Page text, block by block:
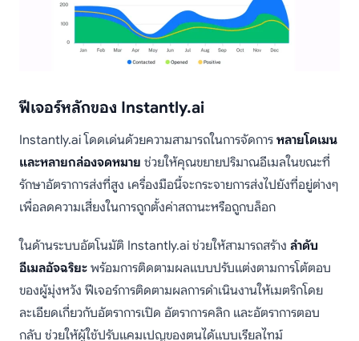
ฟีเจอร์หลักของ Instantly.ai
Instantly.ai โดดเด่นด้วยความสามารถในการจัดการ หลายโดเมน
และหลายกล่องจดหมาย ช่วยให้คุณขยายปริมาณอีเมลในขณะที่
รักษาอัตราการส่งที่สูง เครื่องมือนี้จะกระจายการส่งไปยังที่อยู่ต่างๆ
เพื่อลดความเสี่ยงในการถูกตั้งค่าสถานะหรือถูกบล็อก
ในด้านระบบอัตโนมัติ Instantly.ai ช่วยให้สามารถสร้าง ลำดับ
อีเมลอัจฉริยะ พร้อมการติดตามผลแบบปรับแต่งตามการโต้ตอบ
ของผู้มุ่งหวัง ฟีเจอร์การติดตามผลการดำเนินงานให้เมตริกโดย
ละเอียดเกี่ยวกับอัตราการเปิด อัตราการคลิก และอัตราการตอบ
กลับ ช่วยให้ผู้ใช้ปรับแคมเปญของตนได้แบบเรียลไทม์